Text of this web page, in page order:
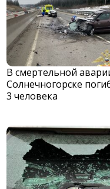
В смертельной
Солнечногорске
3 человека